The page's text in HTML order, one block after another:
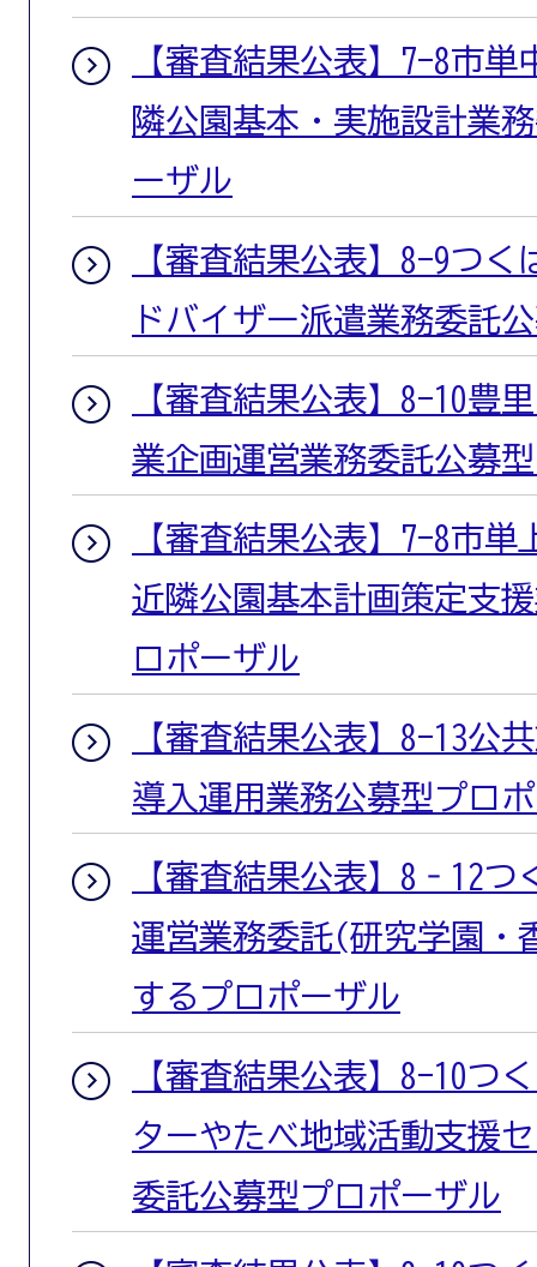
【審査結果公表】7-8市単
隣公園基本・実施設計業
ーザル
【審査結果公表】8-9つ
ドバイザー派遣業務委託
【審査結果公表】8-10豊
業企画運営業務委託公募
【審査結果公表】7-8市単
近隣公園基本計画策定支
ロポーザル
【審査結果公表】8-13公
導入運用業務公募型プロ
【審査結果公表】8‐12つ
運営業務委託(研究学園・
するプロポーザル
【審査結果公表】8-10つ
ターやたべ地域活動支援
委託公募型プロポーザル